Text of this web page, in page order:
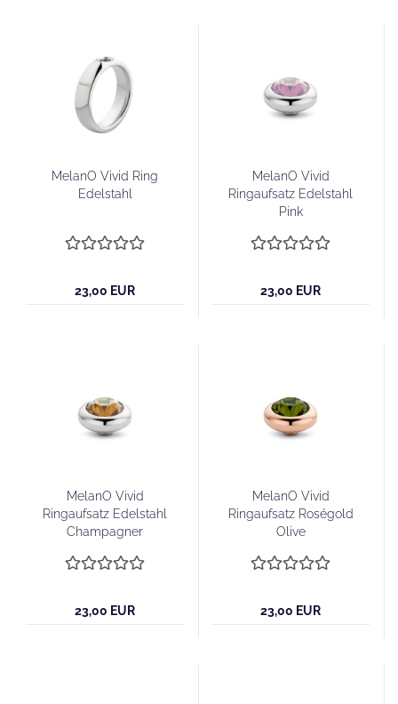
MelanO Vivid Ring
Edelstahl
23,00 EUR
MelanO Vivid
Ringaufsatz Edelstahl
Pink
23,00 EUR
MelanO Vivid
Ringaufsatz Edelstahl
Champagner
23,00 EUR
MelanO Vivid
Ringaufsatz Roségold
Olive
23,00 EUR